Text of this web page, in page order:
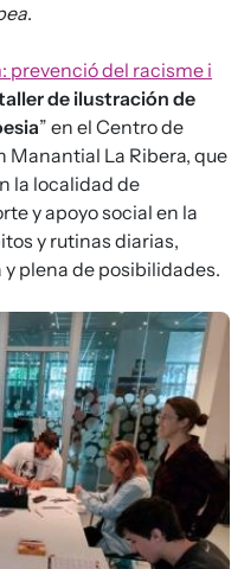
.
prevenció del racisme i
de ilustración de
” en el Centro de
Manantial La Ribera, que
la localidad de
y apoyo social en la
y rutinas diarias,
plena de posibilidades.